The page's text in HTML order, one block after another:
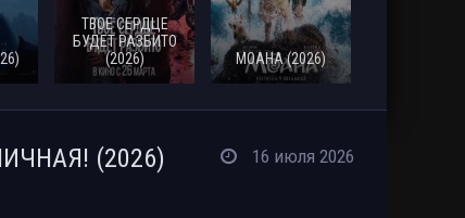
ТВОЕ СЕРДЦЕ
БУДЕТ РАЗБИТО
(2026)
МОАНА (2026)
(2026) 16 июля 2026